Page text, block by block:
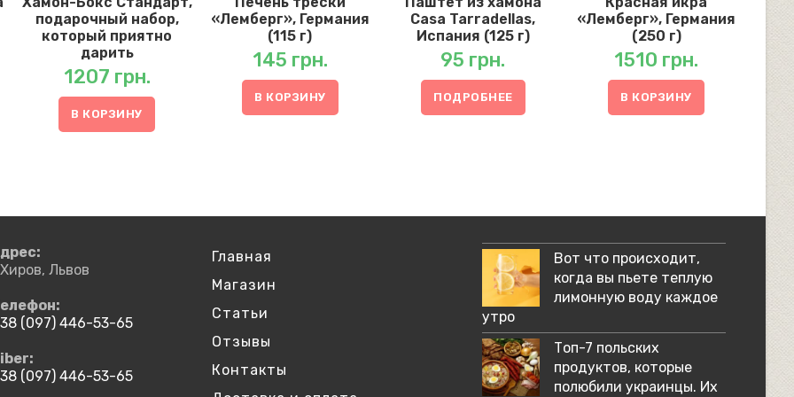
подарочный набор,
который приятно
дарить
1207 грн.
В КОРЗИНУ
«Лемберг», Германия
(115 г)
145 грн.
В КОРЗИНУ
Casa Tarradellas,
Испания (125 г)
95 грн.
ПОДРОБНЕЕ
«Лемберг», Германия
(250 г)
1510 грн.
В КОРЗИНУ
Львов
(097) 446-53-65
(097) 446-53-65
Главная
Магазин
Статьи
Отзывы
Контакты
Вот что происходит,
когда вы пьете теплую
лимонную воду каждое
утро
Топ-7 польских
продуктов, которые
полюбили украинцы. Их